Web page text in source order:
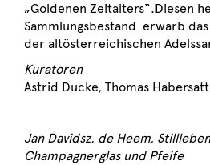
„Goldenen Zeitalters“.Diesen
Sammlungsbestand erwarb das
der altösterreichischen
Kuratoren
Astrid Ducke, Thomas
Jan Davidsz. de Heem,
Champagnerglas und Pfeife